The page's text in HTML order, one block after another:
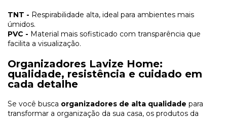
TNT - Respirabilidade alta, ideal para ambientes mais
úmidos.
PVC - Material mais sofisticado com transparência que
facilita a visualização.
Organizadores Lavize Home:
qualidade, resistência e cuidado em
cada detalhe
Se você busca organizadores de alta qualidade para
transformar a organização da sua casa, os produtos da